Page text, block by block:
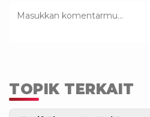
TOPIK TERKAIT